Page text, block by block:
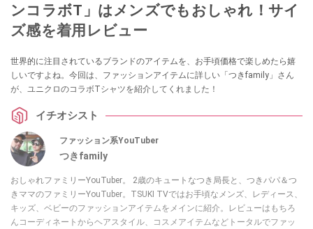
ンコラボT」はメンズでもおしゃれ！サイ
ズ感を着用レビュー
世界的に注目されているブランドのアイテムを、お手頃価格で楽しめたら嬉
しいですよね。今回は、ファッションアイテムに詳しい「つきfamily」さん
が、ユニクロのコラボTシャツを紹介してくれました！
イチオシスト
ファッション系YouTuber
つきfamily
おしゃれファミリーYouTuber。 2歳のキュートなつき局長と、つきパパ＆つ
きママのファミリーYouTuber。TSUKI TVではお手頃なメンズ、レディース、
キッズ、ベビーのファッションアイテムをメインに紹介。レビューはもちろ
んコーディネートからヘアスタイル、コスメアイテムなどトータルでファッ